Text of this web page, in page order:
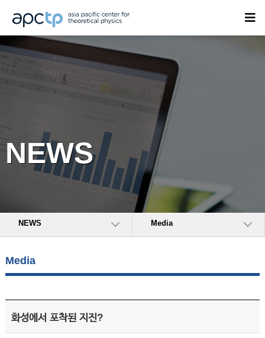
NEWS
NEWS Media
Media
화성에서 포착된 지진?